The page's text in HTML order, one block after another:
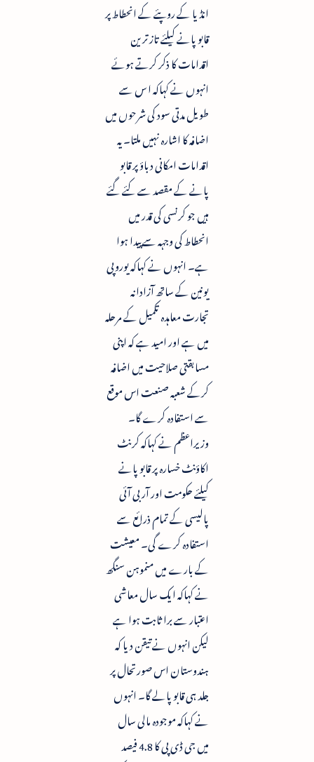
انڈیا کے روپئے کے انحطاط پر
قابو پانے کیلئے تاز ترین
اقدامات کا ذکر کرتے ہوئے
انہوں نے کہاکہ ا س سے
طویل مدتی سود کی شرحوں میں
اضافہ کا اشارہ نہیں ملتا۔ یہ
اقدامات امکانی دباؤ پر قابو
پانے کے مقصد سے کئے گئے
ہیں جو کرنسی کی قدر میں
انحطاط کی وجہہ سے پیدا ہوا
ہے۔ انہوں نے کہاکہ یوروپی
یونین کے ساتھ آزادانہ
تجارت معاہدہ تکمیل کے مرحلہ
میں ہے اور امید ہے کہ اپنی
مسابقتی صلاحیت میں اضافہ
کرکے شعبہ صنعت اس موقع
سے استفادہ کرے گا۔
وزیراعظم نے کہاکہ کرنٹ
اکاؤنٹ خسارہ پر قابو پانے
کیلئے حکومت اور آر بی آئی
پالیسی کے تمام ذرائع سے
استفادہ کرے گی۔ معیشت
کے بارے میں منموہن سنگھ
نے کہاکہ ایک سال معاشی
اعتبار سے برا ثابت ہوا ہے
لیکن انہوں نے تیقن دیا کہ
ہندوستان اس صورتحال پر
جلد ہی قابو پالے گا۔ انہوں
نے کہاکہ موجودہ مالی سال
میں جی ڈی پی کا 4.8 فیصد